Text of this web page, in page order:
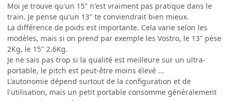
Moi je trouve qu'un 15" n'est vraiment pas pratique dans le
train. Je pense qu'un 13" te conviendrait bien mieux.
La différence de poids est importante. Cela varie selon les
modèles, mais si on prend par exemple les Vostro, le 13" pèse
2Kg, le 15" 2.6Kg.
Je ne sais pas trop si la qualité est meilleure sur un ultra-
portable, le pitch est peut-être moins élevé ...
L'autonomie dépend surtout de la configuration et de
l'utilisation, mais un petit portable consomme généralement